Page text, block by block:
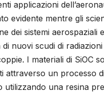
applicazioni
evidente mentre gli
dei sistemi aerospaziali
di nuovi scudi di
I materiali di SiOC
attraverso un processo
utilizzando una resina